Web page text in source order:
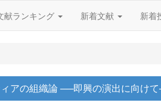
献ランキング 新着文献 新着
アの組織論 ──即興の演出に向け